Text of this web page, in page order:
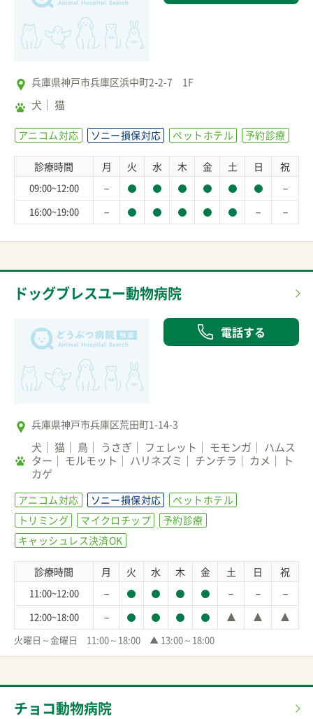
兵庫県神戸市兵庫区浜中町2-2-7 1F
犬 猫
アニコム対応 ソニー損保対応 ペットホテル 予約診療
診療時間 月 火 水 木 金 土 日 祝
09:00~12:00 － －
16:00~19:00 － － －
ドッグブレスユー動物病院
電話する
兵庫県神戸市兵庫区荒田町1-14-3
犬 猫 鳥 うさぎ フェレット モモンガ
ハムス
ター
モルモット ハリネズミ チンチラ カメ
ト
カゲ
アニコム対応 ソニー損保対応
ペットホテル
トリミング
マイクロチップ
予約診療
キャッシュレス決済OK
診療時間 月 火 水 木 金 土 日 祝
11:00~12:00 － － － －
12:00~18:00 －
火曜日～金曜日　11:00～18:00　▲ 13:00～18:00
チョコ動物病院